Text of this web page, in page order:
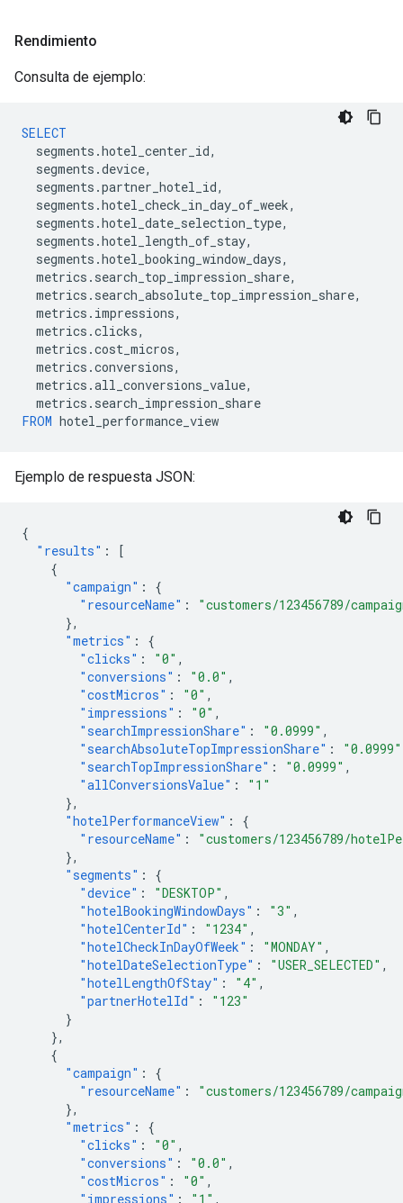
Rendimiento
Consulta de ejemplo:
SELECT
segments .hotel_center_id,
segments .device,
segments .partner_hotel_id,
segments .hotel_check_in_day_of_week,
segments .hotel_date_selection_type,
segments .hotel_length_of_stay,
segments .hotel_booking_window_days,
metrics . search_top_impression_share,
metrics . search_absolute_top_impression_share,
metrics . impressions,
metrics .clicks,
metrics .cost_micros,
metrics .conversions,
metrics .all_conversions_value,
metrics . search_impression_share
FROM hotel_performance_view
Ejemplo de respuesta JSON:
{
"results" :
[
{
"campaign" :
{
"resourceName" :
"customers/123456789/
},
"metrics" :
{
"clicks" : "0" ,
"conversions" : "0.0" ,
"costMicros" : "0" ,
"impressions" : "0" ,
"searchImpressionShare" : "0.0999" ,
"searchAbsoluteTopImpressionShare" : "0.0999"
"searchTopImpressionShare" : "0.0999" ,
"allConversionsValue" :
"1"
},
"hotelPerformanceView" :
{
"resourceName" :
"customers/123456789/
},
"segments" :
{
"device" : "DESKTOP" ,
"hotelBookingWindowDays" : "3" ,
"hotelCenterId" : "1234" ,
"hotelCheckInDayOfWeek" : "MONDAY" ,
"hotelDateSelectionType" : "USER_SELECTED" ,
"hotelLengthOfStay" : "4" ,
"partnerHotelId" :
"123"
}
},
{
"campaign" :
{
"resourceName" :
"customers/123456789/
},
"metrics" :
{
"clicks" : "0" ,
"conversions" : "0.0" ,
"costMicros" : "0" ,
"impressions" : "1" ,